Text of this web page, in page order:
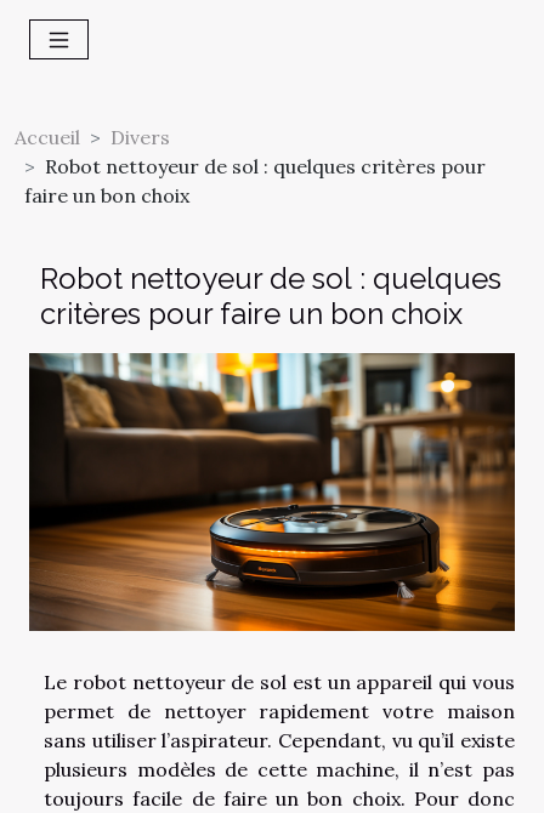
Accueil
Divers
Robot nettoyeur de sol : quelques critères pour
faire un bon choix
Robot nettoyeur de sol : quelques
critères pour faire un bon choix
Le robot nettoyeur de sol est un appareil qui vous
permet de nettoyer rapidement votre maison
sans utiliser l’aspirateur. Cependant, vu qu’il existe
plusieurs modèles de cette machine, il n’est pas
toujours facile de faire un bon choix. Pour donc